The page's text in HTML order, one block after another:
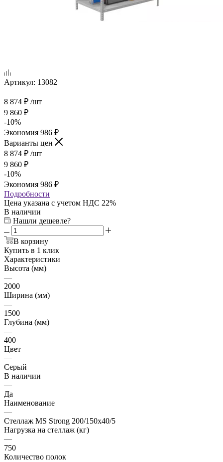
Артикул: 13082
8 874 ₽ /шт
9 860 ₽
-10%
Экономия 986 ₽
Варианты цен
8 874 ₽ /шт
9 860 ₽
-10%
Экономия 986 ₽
Подробности
Цена указана с учетом НДС 22%
В наличии
Нашли дешевле?
В корзину
Купить в 1 клик
Характеристики
Высота (мм)
—
2000
Ширина (мм)
—
1500
Глубина (мм)
—
400
Цвет
—
Серый
В наличии
—
Да
Наименование
—
Стеллаж MS Strong 200/150х40/5
Нагрузка на стеллаж (кг)
—
750
Количество полок